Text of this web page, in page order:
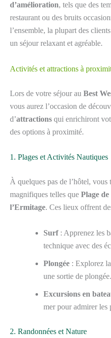
d’amélioration, tels que des
restaurant ou des bruits
l’ensemble, la plupart des
un séjour relaxant et agréable.
Activités et attractions à
Lors de votre séjour au Best
vous aurez l’occasion de
d’attractions qui enrichiront
des options à proximité.
1. Plages et Activités Nautiques
À quelques pas de l’hôtel, vous
magnifiques telles que Plage
l’Ermitage. Ces lieux offrent
Surf: Apprenez les
technique avec des
Plongée : Explorez
une sortie de plongée.
Excursions en
mer pour admirer les
2. Randonnées et Nature